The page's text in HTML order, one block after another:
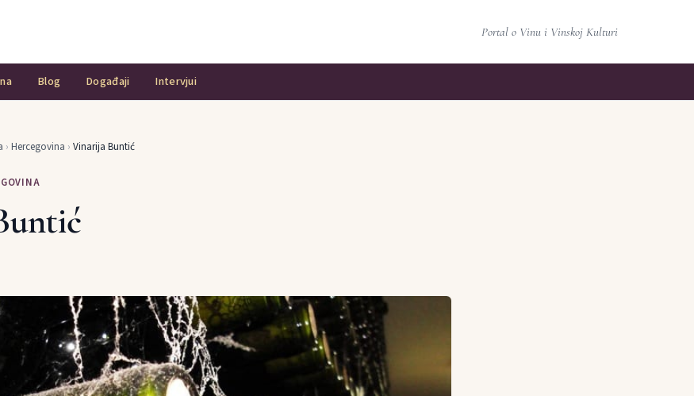
Portal o Vinu i Vinskoj Kulturi
Blog Događaji Intervjui
› Hercegovina › Vinarija Buntić